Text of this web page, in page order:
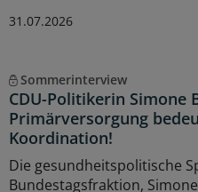
31.07.2026
Sommerinterview
CDU-Politikerin Simone
Primärversorgung
Koordination!
Die gesundheitspolitische
Bundestagsfraktion,